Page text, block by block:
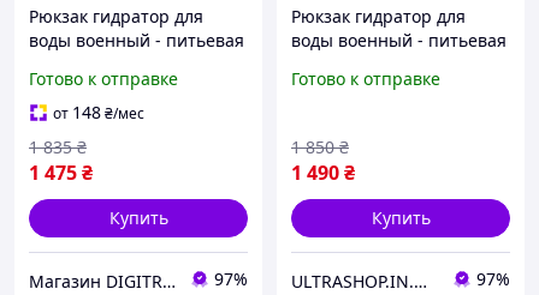
Рюкзак гидратор для
воды военный - питьевая
(Jungle camouflage)
Готово к отправке
от 148₴/мес
1 475₴
1 835 ₴
Купить
Магазин DIGITRON 97%
Рюкзак гидратор для
воды военный - питьевая
(Jungle camouflage)
Готово к отправке
1 490₴
1 850 ₴
Купить
ULTRASHOP.IN.UA 🛒 Интернет-магазин трендовых гаджетов 97%